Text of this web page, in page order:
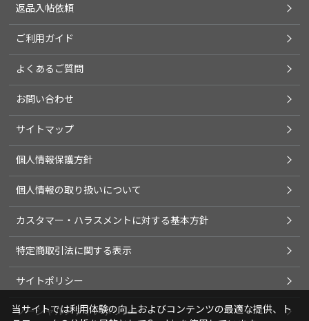
返品入帖依頼
ご利用ガイド
よくあるご質問
お問い合わせ
サイトマップ
個人情報保護方針
個人情報の取り扱いについて
カスタマー・ハラスメントに対する基本方針
特定商取引法に関する表示
サイトポリシー
ソーシャルメディアポリシー
当サイトでは利用体験の向上およびコンテンツの最適な提供、ト